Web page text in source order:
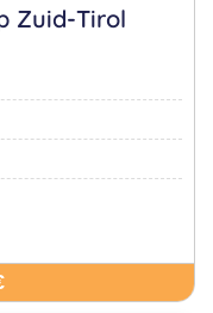
Zuid-Tirol